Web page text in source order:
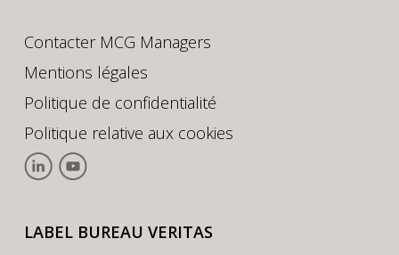
Contacter MCG Managers
Mentions légales
Politique de confidentialité
Politique relative aux cookies
LABEL BUREAU VERITAS